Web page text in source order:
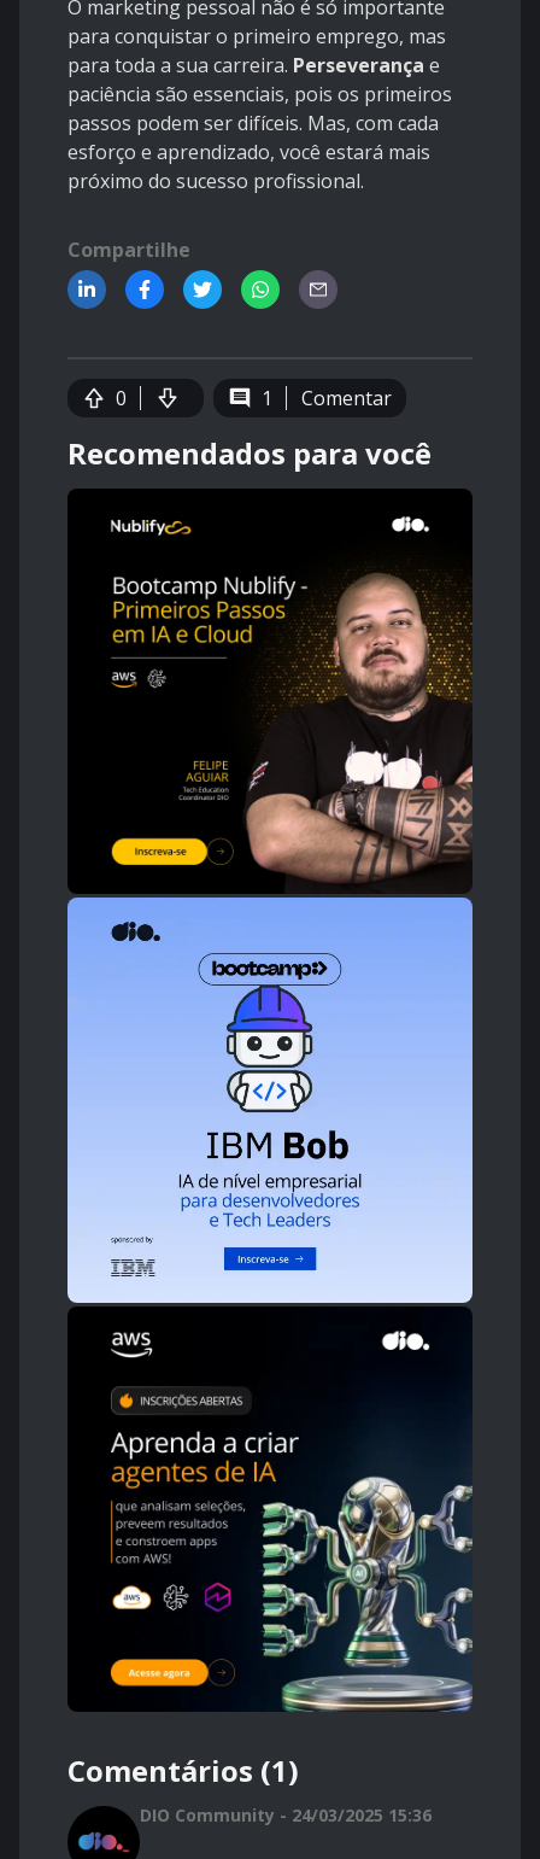
O marketing pessoal não é só importante
para conquistar o primeiro emprego, mas
para toda a sua carreira. Perseverança e
paciência são essenciais, pois os primeiros
passos podem ser difíceis. Mas, com cada
esforço e aprendizado, você estará mais
próximo do sucesso profissional.
Compartilhe
0 1 Comentar
Recomendados para você
Comentários (1)
DIO Community - 24/03/2025 15:36